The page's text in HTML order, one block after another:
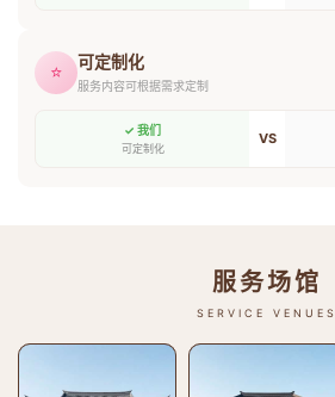
⭐ 可定制化
服务内容可根据需求定制
✓ 我们
可定制化
VS
服务场馆
SERVICE VENUES